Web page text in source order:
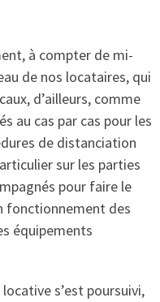
à compter de mi-
de nos locataires, qui
d’ailleurs, comme
au cas par cas pour les
de distanciation
sur les parties
pour faire le
fonctionnement des
équipements
s’est poursuivi,